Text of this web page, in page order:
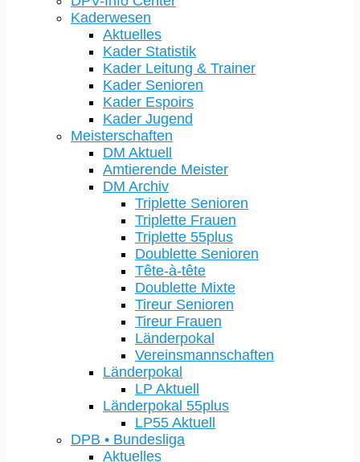
Kaderwesen
Aktuelles
Kader Statistik
Kader Leitung & Trainer
Kader Senioren
Kader Espoirs
Kader Jugend
Meisterschaften
DM Aktuell
Amtierende Meister
DM Archiv
Triplette Senioren
Triplette Frauen
Triplette 55plus
Doublette Senioren
Tête-à-tête
Doublette Mixte
Tireur Senioren
Tireur Frauen
Länderpokal
Vereinsmannschaften
Länderpokal
LP Aktuell
Länderpokal 55plus
LP55 Aktuell
DPB • Bundesliga
Aktuelles